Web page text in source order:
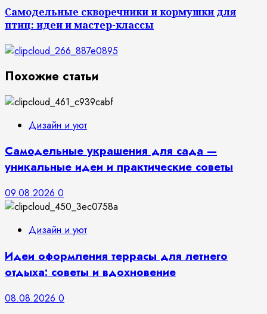
Самодельные скворечники и кормушки для
птиц: идеи и мастер-классы
Похожие статьи
Дизайн и уют
Самодельные украшения для сада —
уникальные идеи и практические советы
09.08.2026 0
Дизайн и уют
Идеи оформления террасы для летнего
отдыха: советы и вдохновение
08.08.2026 0